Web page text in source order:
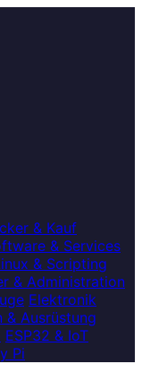
& Kauf
& Services
& Scripting
& Administration
Elektronik
& Ausrüstung
ESP32 & IoT
Pi